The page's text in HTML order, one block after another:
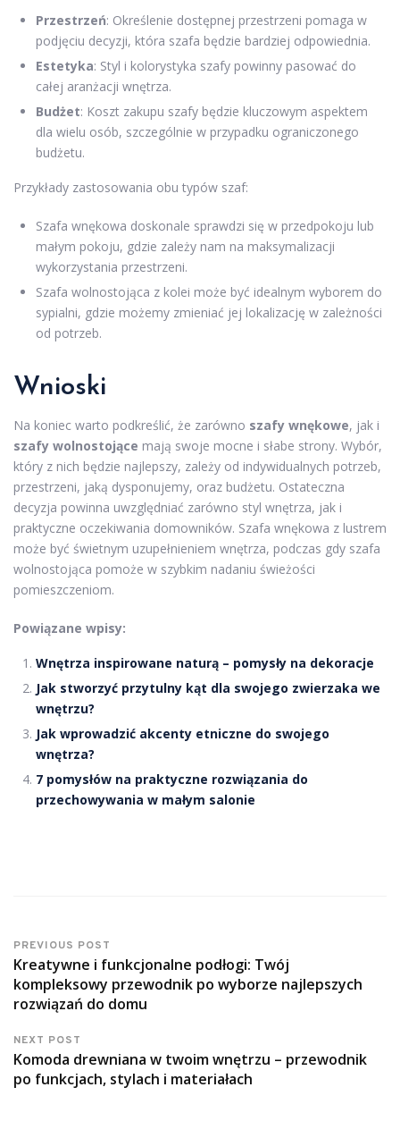
Przestrzeń: Określenie dostępnej przestrzeni pomaga w
podjęciu decyzji, która szafa będzie bardziej odpowiednia.
Estetyka: Styl i kolorystyka szafy powinny pasować do
całej aranżacji wnętrza.
Budżet: Koszt zakupu szafy będzie kluczowym aspektem
dla wielu osób, szczególnie w przypadku ograniczonego
budżetu.
Przykłady zastosowania obu typów szaf:
Szafa wnękowa doskonale sprawdzi się w przedpokoju lub
małym pokoju, gdzie zależy nam na maksymalizacji
wykorzystania przestrzeni.
Szafa wolnostojąca z kolei może być idealnym wyborem do
sypialni, gdzie możemy zmieniać jej lokalizację w zależności
od potrzeb.
Wnioski
Na koniec warto podkreślić, że zarówno szafy wnękowe, jak i
szafy wolnostojące mają swoje mocne i słabe strony. Wybór,
który z nich będzie najlepszy, zależy od indywidualnych potrzeb,
przestrzeni, jaką dysponujemy, oraz budżetu. Ostateczna
decyzja powinna uwzględniać zarówno styl wnętrza, jak i
praktyczne oczekiwania domowników. Szafa wnękowa z lustrem
może być świetnym uzupełnieniem wnętrza, podczas gdy szafa
wolnostojąca pomoże w szybkim nadaniu świeżości
pomieszczeniom.
Powiązane wpisy:
Wnętrza inspirowane naturą – pomysły na dekoracje
Jak stworzyć przytulny kąt dla swojego zwierzaka we
wnętrzu?
Jak wprowadzić akcenty etniczne do swojego
wnętrza?
7 pomysłów na praktyczne rozwiązania do
przechowywania w małym salonie
PREVIOUS POST
Kreatywne i funkcjonalne podłogi: Twój
kompleksowy przewodnik po wyborze najlepszych
rozwiązań do domu
NEXT POST
Komoda drewniana w twoim wnętrzu – przewodnik
po funkcjach, stylach i materiałach